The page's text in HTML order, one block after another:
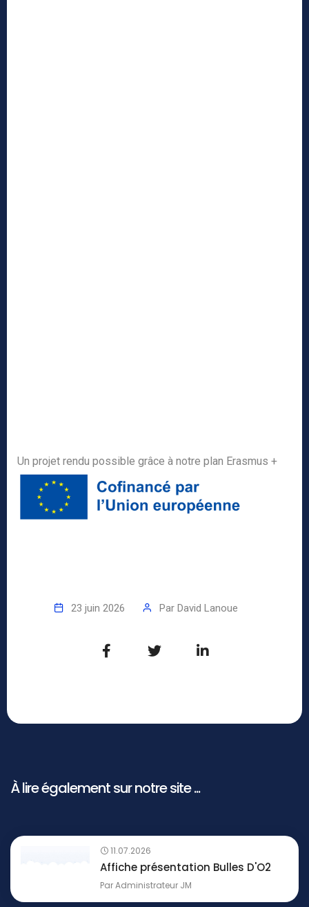
Un projet rendu possible grâce à notre plan Erasmus +
23 juin 2026 Par David Lanoue
À lire également sur notre site ...
11.07.2026
Affiche présentation Bulles D'O2
ParAdministrateur JM